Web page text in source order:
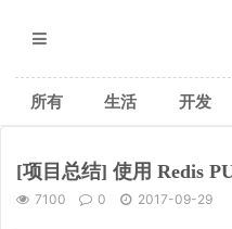
所有 生活 开发
[项目总结] 使用 Redis
7100 0 2017-09-29